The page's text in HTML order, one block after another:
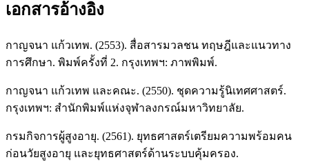
เอกสารอ้างอิง
กาญจนา แก้วเทพ. (2553). สื่อสารมวลชน ทฤษฎีและแนวทาง
การศึกษา. พิมพ์ครั้งที่ 2. กรุงเทพฯ: ภาพพิมพ์.
กาญจนา แก้วเทพ และคณะ. (2550). ชุดความรู้นิเทศศาสตร์.
กรุงเทพฯ: สำนักพิมพ์แห่งจุฬาลงกรณ์มหาวิทยาลัย.
กรมกิจการผู้สูงอายุ. (2561). ยุทธศาสตร์เตรียมความพร้อมคน
ก่อนวัยสูงอายุ และยุทธศาสตร์ด้านระบบคุ้มครอง.